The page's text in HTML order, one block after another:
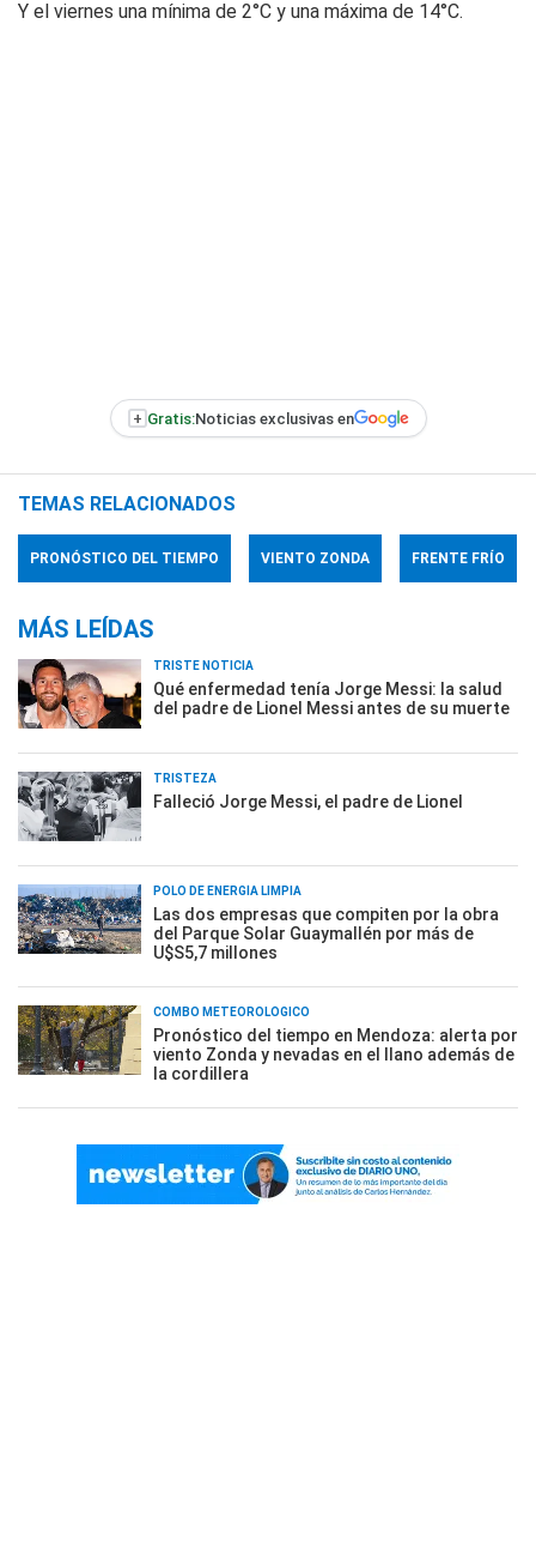
Y el viernes una mínima de 2°C y una máxima de 14°C.
+ Gratis:Noticias exclusivas en
TEMAS RELACIONADOS
PRONÓSTICO DEL TIEMPO VIENTO ZONDA FRENTE FRÍO
MÁS LEÍDAS
TRISTE NOTICIA
Qué enfermedad tenía Jorge Messi: la salud
del padre de Lionel Messi antes de su muerte
TRISTEZA
Falleció Jorge Messi, el padre de Lionel
POLO DE ENERGÍA LIMPIA
Las dos empresas que compiten por la obra
del Parque Solar Guaymallén por más de
U$S5,7 millones
COMBO METEOROLÓGICO
Pronóstico del tiempo en Mendoza: alerta por
viento Zonda y nevadas en el llano además de
la cordillera